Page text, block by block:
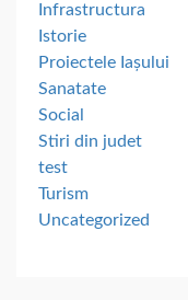
Infrastructura
Istorie
Proiectele Iașului
Sanatate
Social
Stiri din judet
test
Turism
Uncategorized